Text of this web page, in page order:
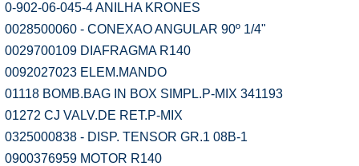
0-902-06-045-4 ANILHA KRONES
0028500060 - CONEXAO ANGULAR 90º 1/4"
0029700109 DIAFRAGMA R140
0092027023 ELEM.MANDO
01118 BOMB.BAG IN BOX SIMPL.P-MIX 341193
01272 CJ VALV.DE RET.P-MIX
0325000838 - DISP. TENSOR GR.1 08B-1
0900376959 MOTOR R140